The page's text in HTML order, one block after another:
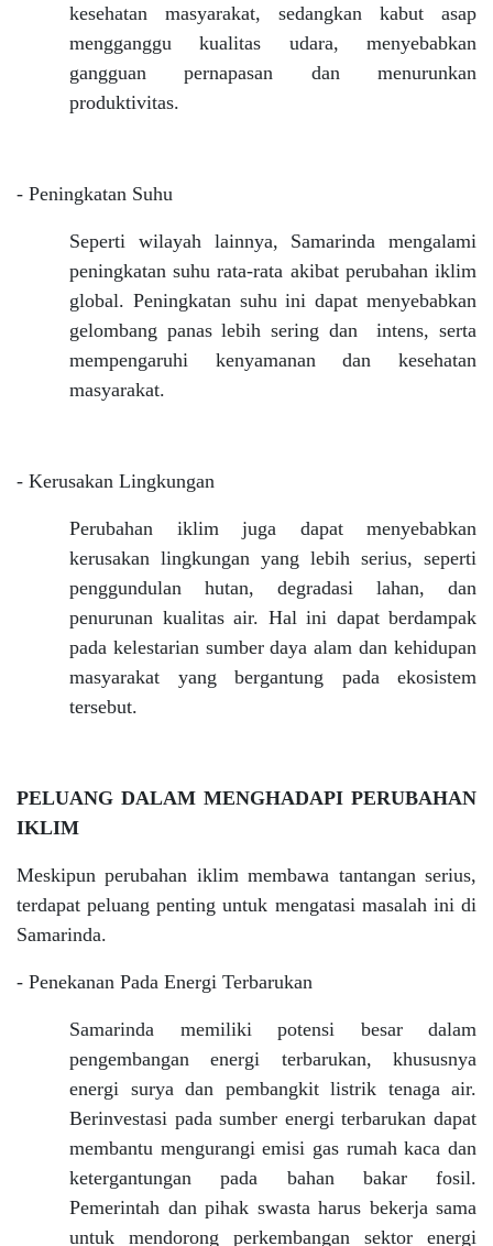
kesehatan masyarakat, sedangkan kabut asap
mengganggu kualitas udara, menyebabkan
gangguan pernapasan dan menurunkan
produktivitas.
- Peningkatan Suhu
Seperti wilayah lainnya, Samarinda mengalami
peningkatan suhu rata-rata akibat perubahan iklim
global. Peningkatan suhu ini dapat menyebabkan
gelombang panas lebih sering dan intens, serta
mempengaruhi kenyamanan dan kesehatan
masyarakat.
- Kerusakan Lingkungan
Perubahan iklim juga dapat menyebabkan
kerusakan lingkungan yang lebih serius, seperti
penggundulan hutan, degradasi lahan, dan
penurunan kualitas air. Hal ini dapat berdampak
pada kelestarian sumber daya alam dan kehidupan
masyarakat yang bergantung pada ekosistem
tersebut.
PELUANG DALAM MENGHADAPI PERUBAHAN
IKLIM
Meskipun perubahan iklim membawa tantangan serius,
terdapat peluang penting untuk mengatasi masalah ini di
Samarinda.
- Penekanan Pada Energi Terbarukan
Samarinda memiliki potensi besar dalam
pengembangan energi terbarukan, khususnya
energi surya dan pembangkit listrik tenaga air.
Berinvestasi pada sumber energi terbarukan dapat
membantu mengurangi emisi gas rumah kaca dan
ketergantungan pada bahan bakar fosil.
Pemerintah dan pihak swasta harus bekerja sama
untuk mendorong perkembangan sektor energi